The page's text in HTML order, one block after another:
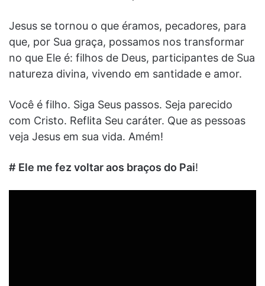
Jesus se tornou o que éramos, pecadores, para
que, por Sua graça, possamos nos transformar
no que Ele é: filhos de Deus, participantes de Sua
natureza divina, vivendo em santidade e amor.
Você é filho. Siga Seus passos. Seja parecido
com Cristo. Reflita Seu caráter. Que as pessoas
veja Jesus em sua vida. Amém!
# Ele me fez voltar aos braços do Pai!